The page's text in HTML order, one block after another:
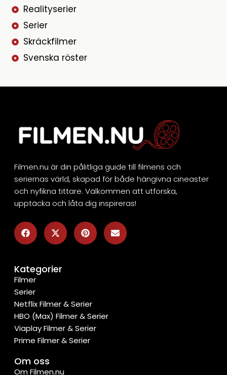
Realityserier
Serier
Skräckfilmer
Svenska röster
Filmen.nu är din pålitliga guide till filmens och
seriernas värld, skapad för både hängivna cineaster
och nyfikna tittare. Välkommen att utforska,
upptäcka och låta dig inspireras!
Kategorier
Filmer
Serier
Netflix Filmer & Serier
HBO (Max) Filmer & Serier
Viaplay Filmer & Serier
Prime Filmer & Serier
Om oss
Om Filmen.nu